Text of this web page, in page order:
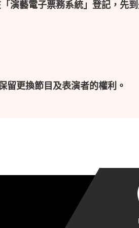
演藝電子票務系統」登記，先到
留更換節目及表演者的權利。